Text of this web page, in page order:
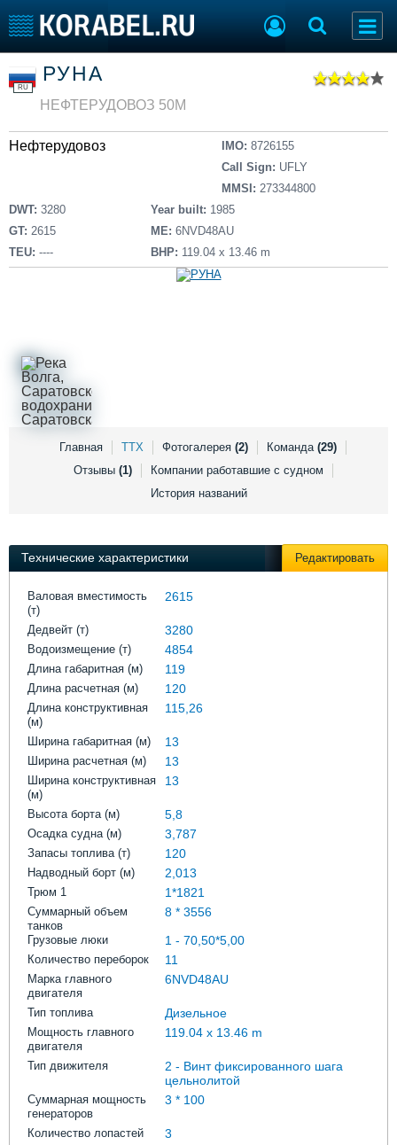
Тип судна
Добавить судно
Добавить проект
Судостроение
Работа
Материалы
Услуги
Конференции
Выставки и семинары
Личности
Словарь
Отзывы
Все службы
RU
РУНА
НЕФТЕРУДОВОЗ 50М
Нефтерудовоз IMO: 8726155
Call Sign: UFLY
MMSI: 273344800
DWT: 3280
GT: 2615
TEU: ----
Year built: 1985
ME: 6NVD48AU
BHP: 119.04 x 13.46 m
Главная ТТХ Фотогалерея (2) Команда (29)
Отзывы (1)
Компании работавшие с судном
История названий
Технические характеристики Редактировать
Валовая вместимость
(т)
2615
Дедвейт (т) 3280
Водоизмещение (т) 4854
Длина габаритная (м) 119
Длина расчетная (м) 120
Длина конструктивная
(м)
115,26
Ширина габаритная (м) 13
Ширина расчетная (м) 13
Ширина конструктивная
(м)
13
Высота борта (м) 5,8
Осадка судна (м) 3,787
Запасы топлива (т) 120
Надводный борт (м) 2,013
Трюм 1 1*1821
Суммарный объем
танков
8 * 3556
Грузовые люки 1 - 70,50*5,00
Количество переборок 11
Марка главного
двигателя
6NVD48AU
Тип топлива Дизельное
Мощность главного
двигателя
119.04 x 13.46 m
Тип движителя
2 - Винт фиксированного шага
цельнолитой
Суммарная мощность
генераторов
3 * 100
Количество лопастей 3